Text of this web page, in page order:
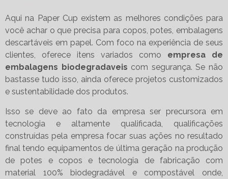
Aqui na Paper Cup existem as melhores condições para
você achar o que precisa para copos, potes, embalagens
descartáveis em papel. Com foco na experiência de seus
clientes, oferece itens variados como empresa de
embalagens biodegradaveis com segurança. Se não
bastasse tudo isso, ainda oferece projetos customizados
e sustentabilidade dos produtos.
Isso se deve ao fato da empresa ser precursora em
tecnologia e altamente qualificada, qualificações
construídas pela empresa focar suas ações no resultado
final tendo equipamentos de última geração na produção
de potes e copos e tecnologia de fabricação com
material 100% biodegradável e compostável onde,